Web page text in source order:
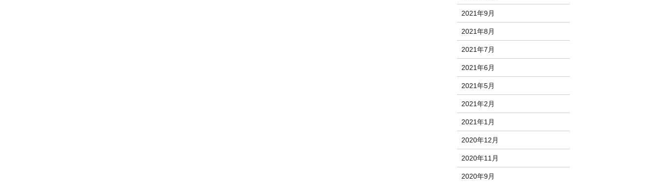
2021年9月
2021年8月
2021年7月
2021年6月
2021年5月
2021年2月
2021年1月
2020年12月
2020年11月
2020年9月